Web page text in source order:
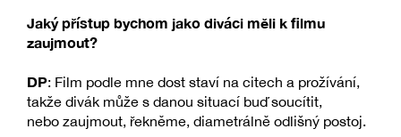
Jaký přístup bychom jako diváci měli k filmu
zaujmout?
DP: Film podle mne dost staví na citech a prožívání,
takže divák může s danou situací buď soucítit,
nebo zaujmout, řekněme, diametrálně odlišný postoj.